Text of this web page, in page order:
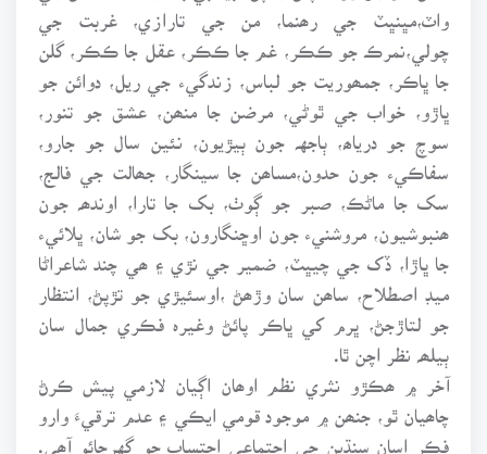
واٽ،مڀنڀٽ جي رھنما، من جي تارازي، غربت جي
چولي،نمرڪ جو ڪڪر، غم جا ڪڪر، عقل جا ڪڪر، گلن
جا ڀاڪر، جمھوريت جو لباس، زندگيء جي ريل، دوائن جو
ڀاڙو، خواب جي ٿوڻي، مرضن جا منھن، عشق جو تنور،
سوچ جو درياھ، ٻاجهہ جون ٻيڙيون، نئين سال جو جارو،
سفاڪيء جون حدون،مساھن جا سينگار، جھالت جي فالج،
سک جا ماڻڪ، صبر جو ڳوٺ، بک جا تارا، اوندھہ جون
ھنبوشيون، مروشنيء جون اوڇنگارون، بک جو شان، ڀلائيء
جا ڀاڙا، ڏک جي چيڀٽ، ضمير جي نڙي ۽ ھي چند شاعراڻا
ميڊ اصطلاح، ساھن سان وڙھڻ ،اوسئيڙي جو تڙپڻ، انتظار
جو لتاڙجڻ، ڀرم کي ڀاڪر پائڻ وغيرہ فڪري جمال سان
ٻيلھہ نظر اچن ٿا.
آخر ۾ ھڪڙو نثري نظم اوھان اڳيان لازمي پيش ڪرڻ
چاھيان ٿو، جنھن ۾ موجود قومي ايڪي ۽ عدم ترقيءَ وارو
فڪر اسان سنڌين جي اجتماعي احتساب جو گهرجائو آھي.